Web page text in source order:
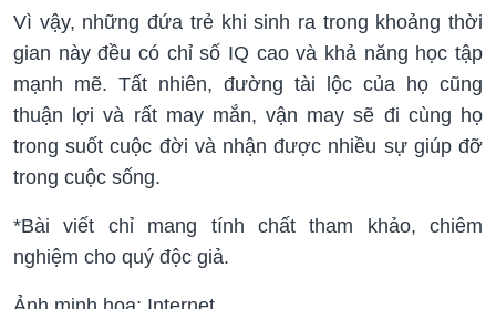
Vì vậy, những đứa trẻ khi sinh ra trong khoảng thời
gian này đều có chỉ số IQ cao và khả năng học tập
mạnh mẽ. Tất nhiên, đường tài lộc của họ cũng
thuận lợi và rất may mắn, vận may sẽ đi cùng họ
trong suốt cuộc đời và nhận được nhiều sự giúp đỡ
trong cuộc sống.
*Bài viết chỉ mang tính chất tham khảo, chiêm
nghiệm cho quý độc giả.